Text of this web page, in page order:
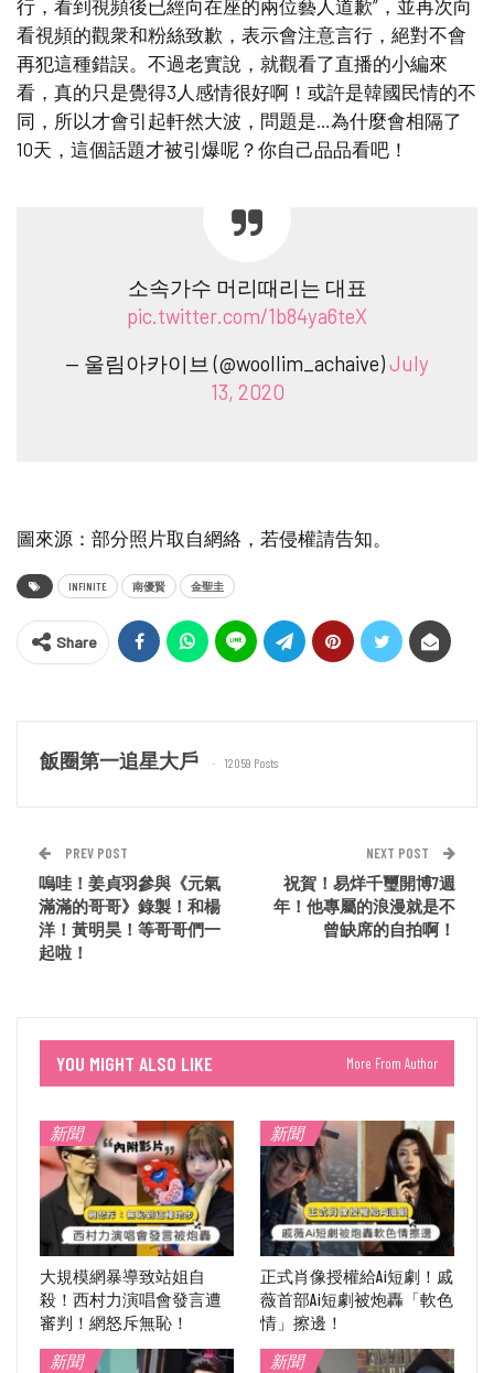
行，看到視頻後已經向在座的兩位藝人道歉”，並再次向
看視頻的觀衆和粉絲致歉，表示會注意言行，絕對不會
再犯這種錯誤。不過老實說，就觀看了直播的小編來
看，真的只是覺得3人感情很好啊！或許是韓國民情的不
同，所以才會引起軒然大波，問題是…為什麼會相隔了
10天，這個話題才被引爆呢？你自己品品看吧！
소속가수 머리때리는 대표
pic.twitter.com/1b84ya6teX
— 울림아카이브 (@woollim_achaive)July
13, 2020
圖來源：部分照片取自網絡，若侵權請告知。
INFINITE 南優賢 金聖圭
Share
飯圈第一追星大戶 12059 Posts
PREV POST
嗚哇！姜貞羽參與《元氣
滿滿的哥哥》錄製！和楊
洋！黃明昊！等哥哥們一
起啦！
NEXT POST
祝賀！易烊千璽開博7週
年！他專屬的浪漫就是不
曾缺席的自拍啊！
YOU MIGHT ALSO LIKE More From Author
新聞
大規模網暴導致站姐自
殺！西村力演唱會發言遭
審判！網怒斥無恥！
新聞
正式肖像授權給Ai短劇！戚
薇首部Ai短劇被炮轟「軟色
情」擦邊！
新聞
新聞